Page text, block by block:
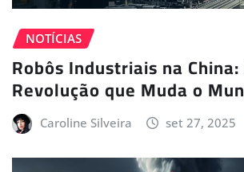
NOTÍCIAS
Robôs Industriais na China:
Revolução que Muda o
Caroline Silveira set 27, 2025